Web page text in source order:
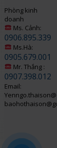
Phòng kinh
doanh
Ms. Cảnh:
0906.895.339
Ms.Hà:
0905.679.001
Mr. Thắng :
0907.398.012
Email: